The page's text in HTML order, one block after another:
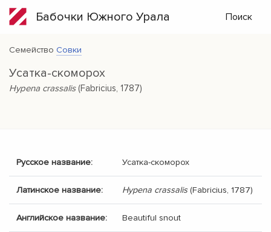
Бабочки Южного Урала Поиск
Семейство Совки
Усатка-скоморох
Hypena crassalis(Fabricius, 1787)
Русское название: Усатка-скоморох
Латинское название: Hypena crassalis (Fabricius, 1787)
Английское название: Beautiful snout